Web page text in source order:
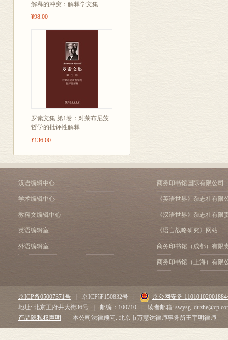
解释的冲突：解释学文集
¥98.00
罗素文集 第1卷：对莱布尼茨
哲学的批评性解释
¥136.00
汉语编辑中心
学术编辑中心
教科文编辑中心
英语编辑室
外语编辑室
商务印书馆国际有限公司
《英语世界》杂志社有限
《汉语世界》杂志社有限
《语言战略研究》网站
商务印书馆（成都）有限
商务印书馆（上海）有限
京ICP备05007371号 京ICP证150832号
京公网安备
地址: 北京王府井大街36号
邮编：100710
读者邮箱:
产品隐私权声明
本公司法律顾问: 北京市万慧达律师事务所王宇明律师